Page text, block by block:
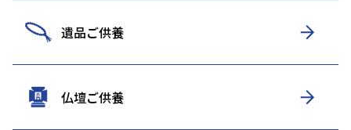
遺品ご供養
仏壇ご供養